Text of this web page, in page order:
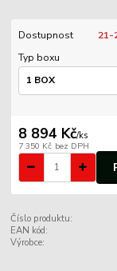
Dostupnost
21-
Typ boxu
8 894 Kč/ks
7 350 Kč bez DPH
Číslo produktu:
EAN kód:
Výrobce: